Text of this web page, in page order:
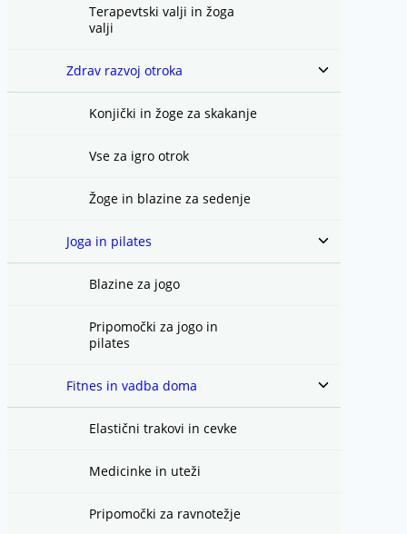
Terapevtski valji in žoga
valji
Zdrav razvoj otroka
Toggle
menu
Konjički in žoge za skakanje
Vse za igro otrok
Žoge in blazine za sedenje
Joga in pilates
Toggle
menu
Blazine za jogo
Pripomočki za jogo in
pilates
Fitnes in vadba doma
Toggle
menu
Elastični trakovi in cevke
Medicinke in uteži
Pripomočki za ravnotežje